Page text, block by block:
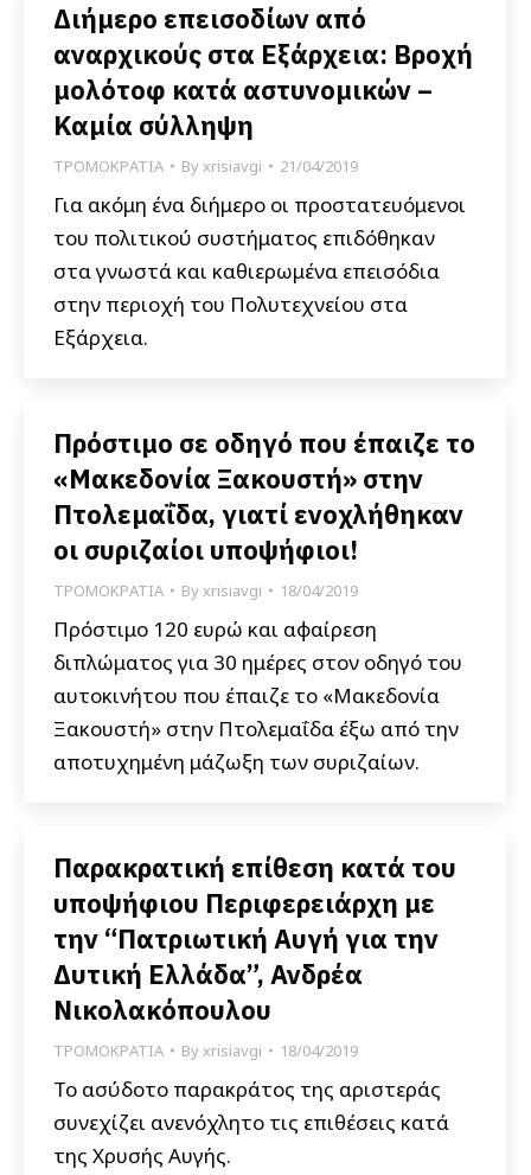
Διήμερο επεισοδίων από
αναρχικούς στα Εξάρχεια: Βροχή
μολότοφ κατά αστυνομικών –
Καμία σύλληψη
ΤΡΟΜΟΚΡΑΤΙΑ Byxrisiavgi 21/04/2019
Για ακόμη ένα διήμερο οι προστατευόμενοι
του πολιτικού συστήματος επιδόθηκαν
στα γνωστά και καθιερωμένα επεισόδια
στην περιοχή του Πολυτεχνείου στα
Εξάρχεια.
Πρόστιμο σε οδηγό που έπαιζε το
«Μακεδονία Ξακουστή» στην
Πτολεμαΐδα, γιατί ενοχλήθηκαν
οι συριζαίοι υποψήφιοι!
ΤΡΟΜΟΚΡΑΤΙΑ Byxrisiavgi 18/04/2019
Πρόστιμο 120 ευρώ και αφαίρεση
διπλώματος για 30 ημέρες στον οδηγό του
αυτοκινήτου που έπαιζε το «Μακεδονία
Ξακουστή» στην Πτολεμαΐδα έξω από την
αποτυχημένη μάζωξη των συριζαίων.
Παρακρατική επίθεση κατά του
υποψήφιου Περιφερειάρχη με
την “Πατριωτική Αυγή για την
Δυτική Ελλάδα”, Ανδρέα
Νικολακόπουλου
ΤΡΟΜΟΚΡΑΤΙΑ Byxrisiavgi 18/04/2019
Το ασύδοτο παρακράτος της αριστεράς
συνεχίζει ανενόχλητο τις επιθέσεις κατά
της Χρυσής Αυγής.